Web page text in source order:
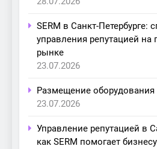
SERM в Санкт-Петербурге:
управления репутацией на
рынке
23.07.2026
Размещение
23.07.2026
Управление репутацией в
как SERM помогает